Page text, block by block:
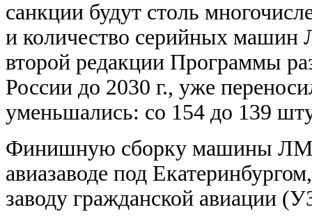
санкции будут столь
и количество серийных машин
второй редакции Программы
России до 2030 г., уже
уменьшались: со 154 до 139
Финишную сборку машины
авиазаводе под
заводу гражданской авиации